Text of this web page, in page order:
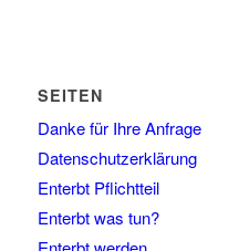
SEITEN
Danke für Ihre Anfrage
Datenschutzerklärung
Enterbt Pflichtteil
Enterbt was tun?